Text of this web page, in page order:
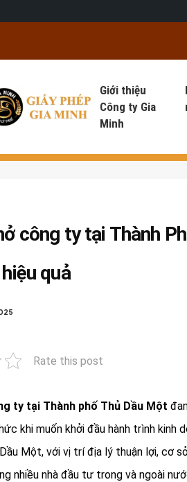
Giới thiệu
Công ty Gia
Minh
công ty tại Thành
quả
Rate this post
ty tại Thành phố Thủ Dầu Một
khi muốn khởi đầu hành trình kinh
Một, với vị trí địa lý thuận lợi, cơ
nhiều nhà đầu tư trong và ngoài